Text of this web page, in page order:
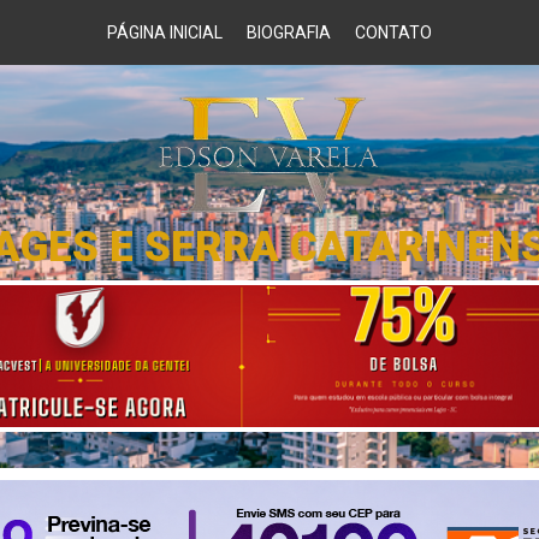
PÁGINA INICIAL BIOGRAFIA CONTATO
E SERRA